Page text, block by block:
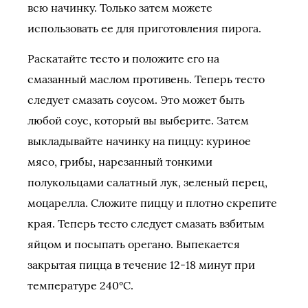
всю начинку. Только затем можете
использовать ее для приготовления пирога.
Раскатайте тесто и положите его на
смазанный маслом противень. Теперь тесто
следует смазать соусом. Это может быть
любой соус, который вы выберите. Затем
выкладывайте начинку на пиццу: куриное
мясо, грибы, нарезанный тонкими
полукольцами салатный лук, зеленый перец,
моцарелла. Сложите пиццу и плотно скрепите
края. Теперь тесто следует смазать взбитым
яйцом и посыпать орегано. Выпекается
закрытая пицца в течение 12-18 минут при
температуре 240°С.